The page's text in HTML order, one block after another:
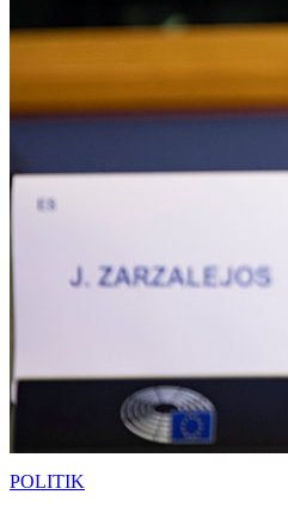
POLITIK